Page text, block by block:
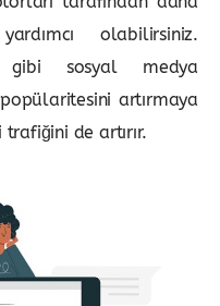
olabilirsiniz.
sosyal medya
artırmaya
de artırır.